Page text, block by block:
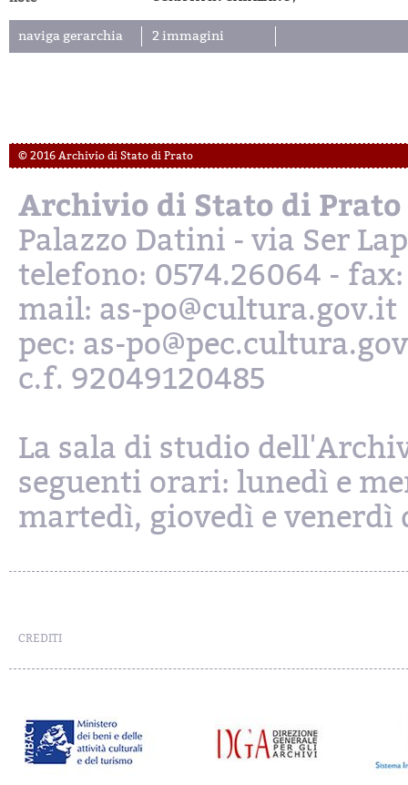
naviga gerarchia 2 immagini
© 2016 Archivio di Stato di Prato
Archivio di Stato di Prato
Palazzo Datini - via Ser
telefono: 0574.26064 - fax:
mail: as-po@cultura.gov.it
pec: as-
c.f. 92049120485
La sala di studio
seguenti orari: lunedì e
martedì, giovedì e venerdì
CREDITI